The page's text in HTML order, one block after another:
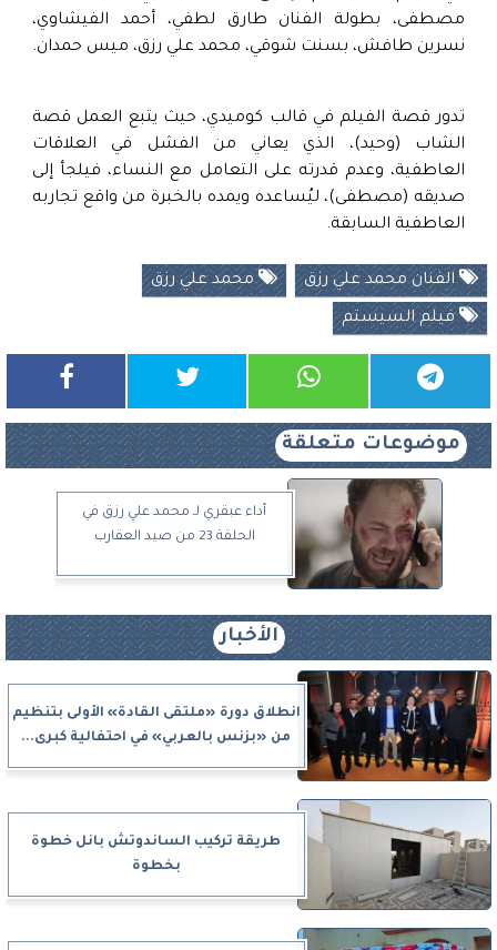
مصطفى، بطولة الفنان طارق لطفي، أحمد الفيشاوي،
نسرين طافش، بسنت شوقي، محمد علي رزق، ميس حمدان.
تدور قصة الفيلم في قالب كوميدي، حيث يتبع العمل قصة
الشاب (وحيد)، الذي يعاني من الفشل في العلاقات
العاطفية، وعدم قدرته على التعامل مع النساء، فيلجأ إلى
صديقه (مصطفى)، ليُساعده ويمده بالخبرة من واقع تجاربه
العاطفية السابقة.
الفنان محمد علي رزق محمد علي رزق
فيلم السيستم
موضوعات متعلقة
أداء عبقري لـ محمد علي رزق في
الحلقة 23 من صيد العقارب
الأخبار
انطلاق دورة «ملتقى القادة» الأولى بتنظيم
من «بزنس بالعربي» في احتفالية كبرى...
طريقة تركيب الساندوتش بانل خطوة
بخطوة